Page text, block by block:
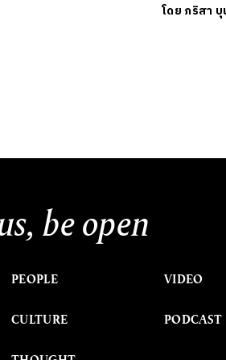
โดย ภริสา
be open
PEOPLE
CULTURE
VIDEO
PODCAST